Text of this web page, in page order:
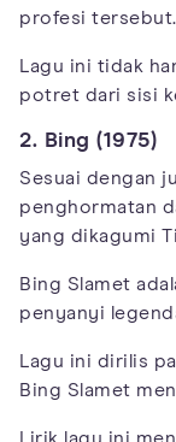
profesi tersebut.
Lagu ini tidak
potret dari sisi
2. Bing (1975)
Sesuai dengan
penghormatan
yang dikagumi
Bing Slamet
penyanyi
Lagu ini dirilis
Bing Slamet
Lirik lagu ini